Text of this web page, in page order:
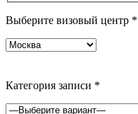
Выберите визовый центр *
Категория записи *